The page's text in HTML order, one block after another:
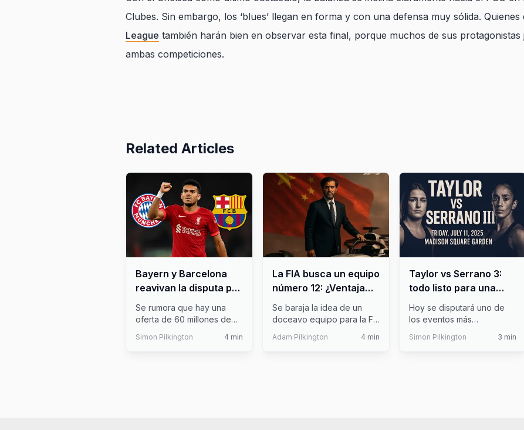
Clubes. Sin embargo, los ‘blues’ llegan en forma y con una defensa muy sólida. Quienes
League también harán bien en observar esta final, porque muchos de sus
ambas competiciones.
Related Articles
Bayern y Barcelona
reavivan la disputa por
Luis Díaz: ofrecen
cifras millonarias por
Se rumora que hay una
oferta de 60 millones de
Liverpool...
Simon Pilkington 4 min
La FIA busca un equipo
número 12: ¿Ventaja
para Checo Pérez?
Se baraja la idea de un
doceavo equipo para la F1,
de...
Adam Pilkington 4 min
Taylor vs Serrano 3:
todo listo para una
noche histórica en el
Madison Square
Hoy se disputará uno de
los eventos más
femenino, Taylor v
Simon Pilkington 3 min